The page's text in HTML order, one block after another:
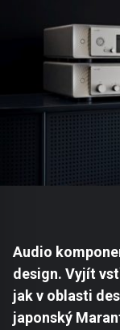
Audio
design. Vyjít
jak v oblasti
japonský